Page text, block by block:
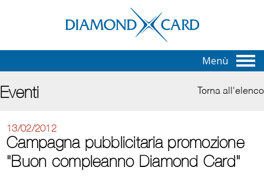
Menù
Eventi Torna all'elenco
13/02/2012
Campagna pubblicitaria promozione
"Buon compleanno Diamond Card"